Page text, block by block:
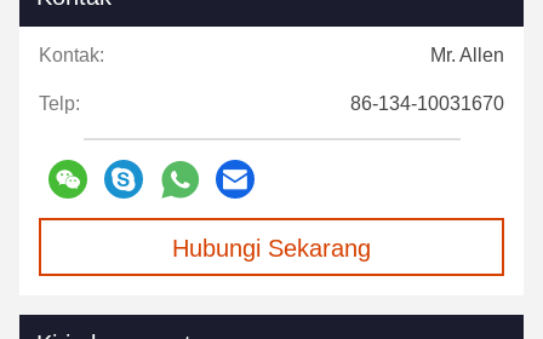
Kontak: Mr. Allen
Telp: 86-134-10031670
Hubungi Sekarang